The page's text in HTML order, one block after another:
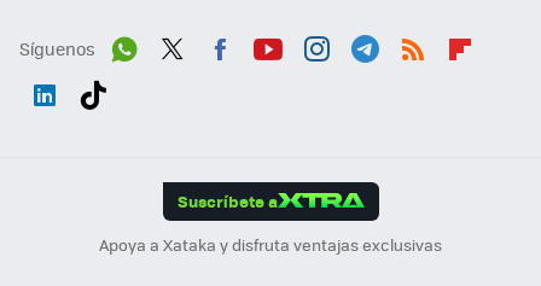
Síguenos
Suscríbete a
Apoya a Xataka y disfruta ventajas exclusivas